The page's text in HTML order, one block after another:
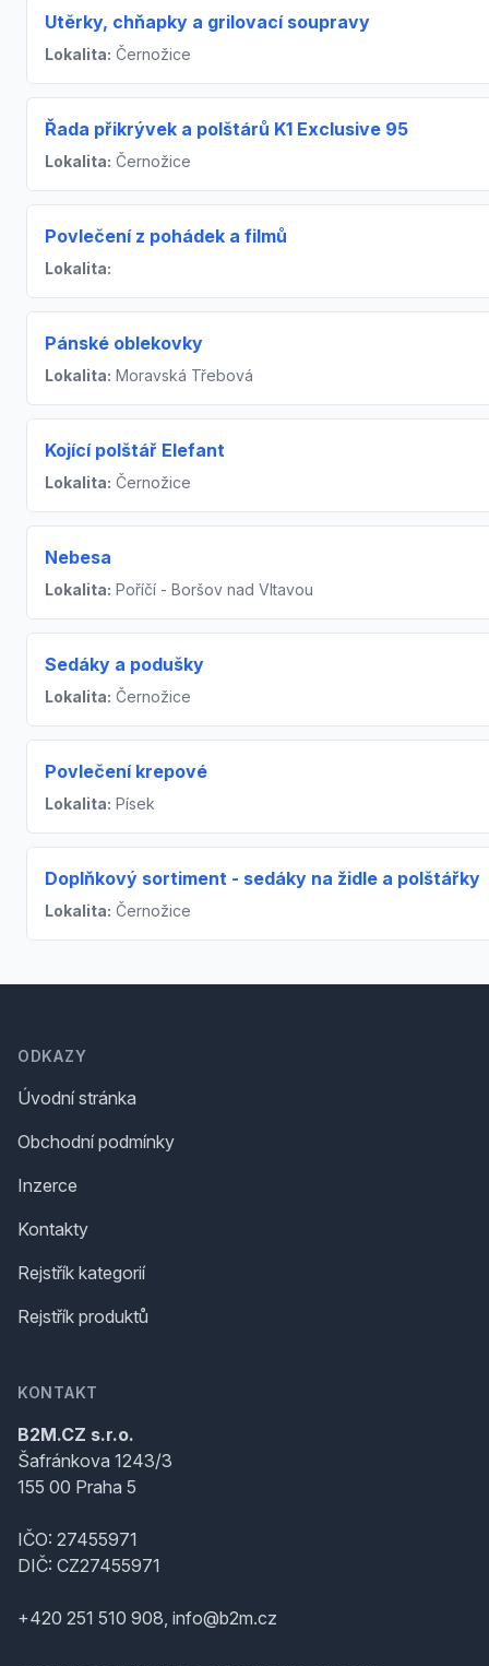
Utěrky, chňapky a grilovací soupravy
Lokalita: Černožice
Řada přikrývek a polštárů K1 Exclusive 95
Lokalita: Černožice
Povlečení z pohádek a filmů
Lokalita:
Pánské oblekovky
Lokalita: Moravská Třebová
Kojící polštář Elefant
Lokalita: Černožice
Nebesa
Lokalita: Poříčí - Boršov nad Vltavou
Sedáky a podušky
Lokalita: Černožice
Povlečení krepové
Lokalita: Písek
Doplňkový sortiment - sedáky na židle a polštářky
Lokalita: Černožice
ODKAZY
Úvodní stránka
Obchodní podmínky
Inzerce
Kontakty
Rejstřík kategorií
Rejstřík produktů
KONTAKT
B2M.CZ s.r.o.
Šafránkova 1243/3
155 00 Praha 5
IČO: 27455971
DIČ: CZ27455971
+420 251 510 908, info@b2m.cz